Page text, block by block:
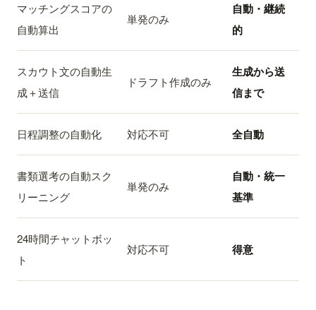
マッチングスコアの
自動算出
単発のみ
自動・継続
的
スカウト文の自動生
成＋送信
ドラフト作成のみ
生成から送
信まで
日程調整の自動化 対応不可 全自動
書類選考の自動スク
リーニング
単発のみ
自動・統一
基準
24時間チャットボッ
ト
対応不可 得意